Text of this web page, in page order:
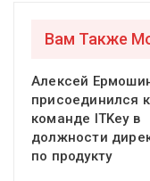
Вам Также
Алексей
присоединился к
команде ITKey в
должности
по продукту